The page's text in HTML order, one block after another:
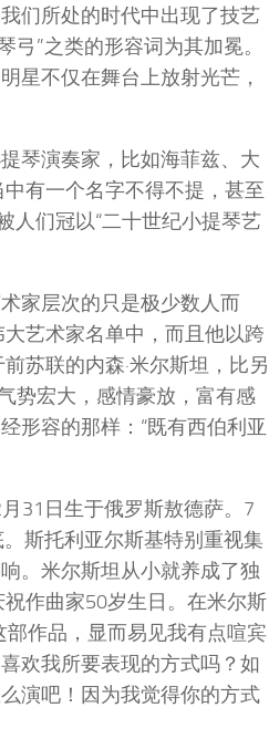
们所处的时代中出现了技艺
”之类的形容词为其加冕。
星不仅在舞台上放射光芒，
琴演奏家，比如海菲兹、大
有一个名字不得不提，甚至
人们冠以“二十世纪小提琴艺
家层次的只是极少数人而
艺术家名单中，而且他以跨
苏联的内森·米尔斯坦，比另
势宏大，感情豪放，富有感
形容的那样：“既有西伯利亚
31日生于俄罗斯敖德萨。7
斯托利亚尔斯基特别重视集
。米尔斯坦从小就养成了独
作曲家50岁生日。在米尔斯
作品，显而易见我有点喧宾
欢我所要表现的方式吗？如
演吧！因为我觉得你的方式